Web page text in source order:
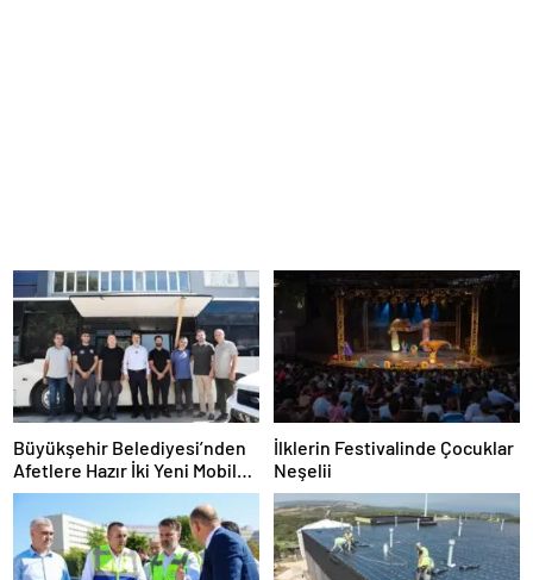
Büyükşehir Belediyesi’nden
Afetlere Hazır İki Yeni Mobil
Araç
İlklerin Festivalinde Çocuklar
Neşelii